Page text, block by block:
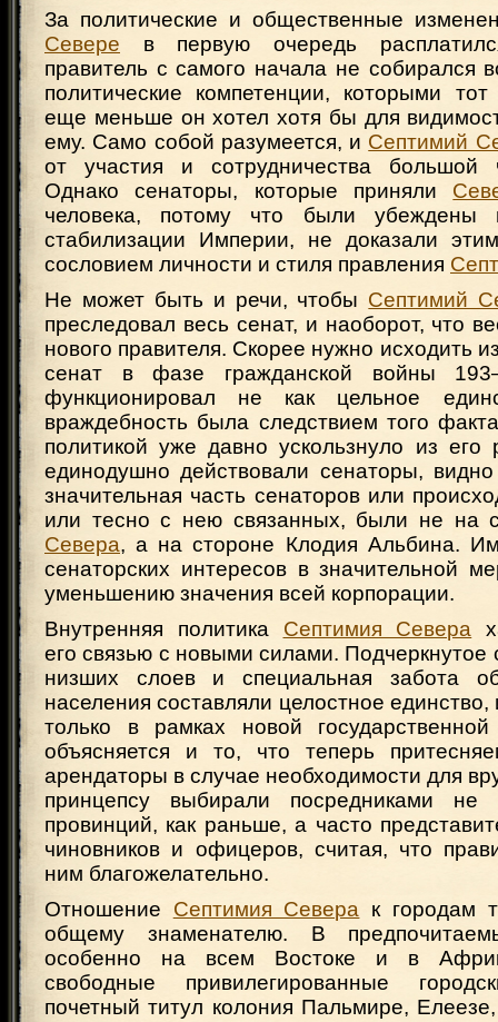
За политические и общественные
Севере в первую очередь
правитель с самого начала не собирался
политические компетенции, которыми
еще меньше он хотел хотя бы для
ему. Само собой разумеется, и Септимий
от участия и сотрудничества большой
Однако сенаторы, которые приняли
человека, потому что были убеждены
стабилизации Империи, не доказали
сословием личности и стиля правления
Не может быть и речи, чтобы Септимий
преследовал весь сенат, и наоборот, что
нового правителя. Скорее нужно исходить
сенат в фазе гражданской войны
функционировал не как цельное
враждебность была следствием того
политикой уже давно ускользнуло из его
единодушно действовали сенаторы,
значительная часть сенаторов или
или тесно с нею связанных, были не на
Севера, а на стороне Клодия Альбина.
сенаторских интересов в значительной
уменьшению значения всей корпорации.
Внутренняя политика Септимия Севера
его связью с новыми силами. Подчеркнутое
низших слоев и специальная забота
населения составляли целостное
только в рамках новой
объясняется и то, что теперь
арендаторы в случае необходимости для
принцепсу выбирали посредниками не
провинций, как раньше, а часто
чиновников и офицеров, считая, что
ним благожелательно.
Отношение Септимия Севера к городам
общему знаменателю. В
особенно на всем Востоке и в
свободные привилегированные
почетный титул колония Пальмире,